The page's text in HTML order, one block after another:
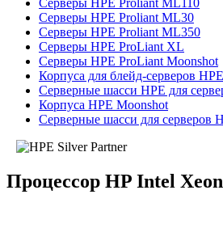
Серверы HPE Proliant ML110
Серверы HPE Proliant ML30
Серверы HPE Proliant ML350
Серверы HPE ProLiant XL
Серверы HPE ProLiant Moonshot
Корпуса для блейд-серверов
Серверные шасси HPE для
Корпуса HPE Moonshot
Серверные шасси для серверов
Процессор HP Intel